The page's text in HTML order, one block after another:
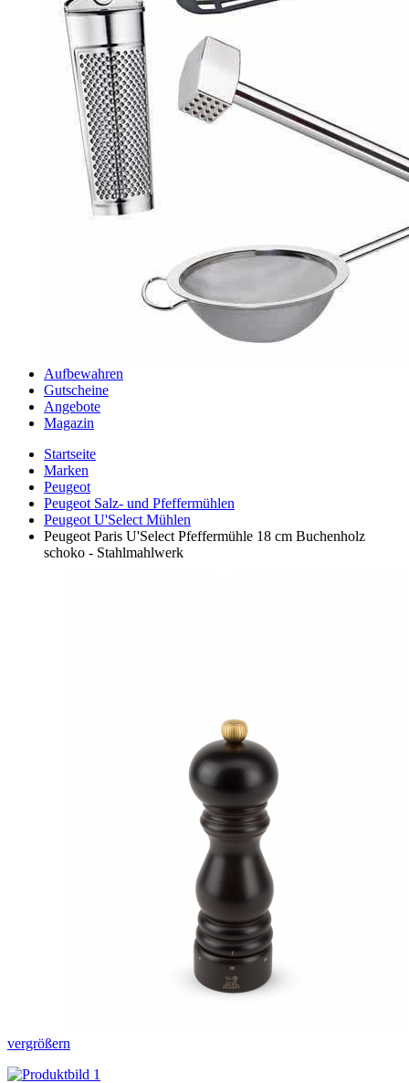
Aufbewahren
Gutscheine
Angebote
Magazin
Startseite
Marken
Peugeot
Peugeot Salz- und Pfeffermühlen
Peugeot U'Select Mühlen
Peugeot Paris U'Select Pfeffermühle 18 cm Buchenholz
schoko - Stahlmahlwerk
vergrößern